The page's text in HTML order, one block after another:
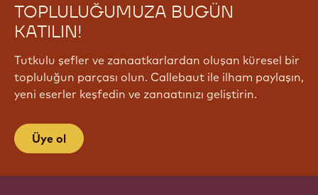
TOPLULUĞUMUZA BUGÜN
KATILIN!
Tutkulu şefler ve zanaatkarlardan oluşan küresel bir
topluluğun parçası olun. Callebaut ile ilham paylaşın,
yeni eserler keşfedin ve zanaatınızı geliştirin.
Üye ol